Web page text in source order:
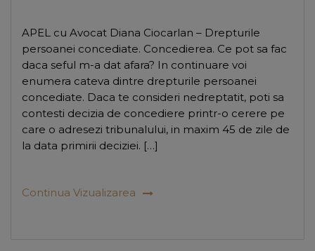
APEL cu Avocat Diana Ciocarlan – Drepturile
persoanei concediate. Concedierea. Ce pot sa fac
daca seful m-a dat afara? In continuare voi
enumera cateva dintre drepturile persoanei
concediate. Daca te consideri nedreptatit, poti sa
contesti decizia de concediere printr-o cerere pe
care o adresezi tribunalului, in maxim 45 de zile de
la data primirii deciziei. […]
Continua Vizualizarea